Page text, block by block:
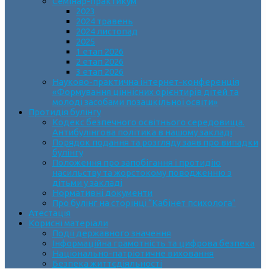
2023
2024 травень
2024 листопад
2025
1 етап 2026
2 етап 2026
3 етап 2026
Науково-практична інтернет-конференція
«Формування ціннісних орієнтирів дітей та
молоді засобами позашкільної освіти»
Протидія булінгу
Кодекс безпечного освітнього середовища.
Антибулінгова політика в нашому закладі
Порядок подання та розгляду заяв про випадки
булінгу
Положення про запобігання і протидію
насильству та жорстокому поводженню з
дітьми у закладі
Нормативні документи
Про булінг на сторінці “Кабінет психолога”
Атестація
Корисні матеріали
Події державного значення
Інформаційна грамотність та цифрова безпека
Національно-патріотичне виховання
Безпека життєдіяльності